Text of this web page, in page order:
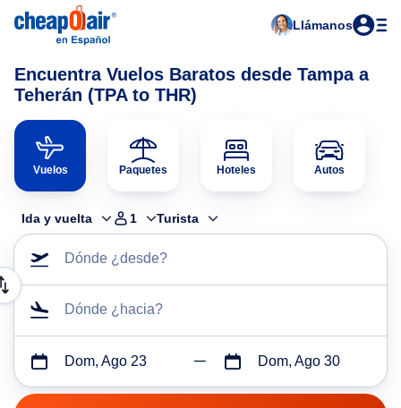
Llámanos
Encuentra Vuelos Baratos desde Tampa a
Teherán (TPA to THR)
Vuelos Paquetes Hoteles Autos
Ida y vuelta 1 Turista
Dónde ¿desde?
Dónde ¿hacia?
Dom, Ago 23 Dom, Ago 30